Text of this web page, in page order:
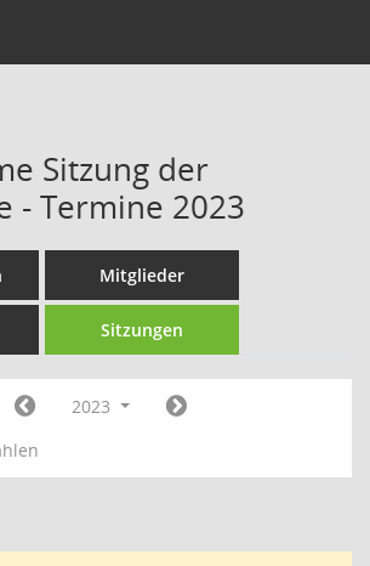
Sitzung der
- Termine 2023
Mitglieder
Sitzungen
2023